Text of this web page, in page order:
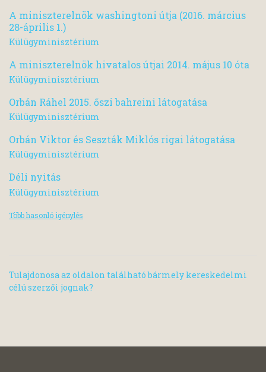
A miniszterelnök washingtoni útja (2016. március
28-április 1.)
Külügyminisztérium
A miniszterelnök hivatalos útjai 2014. május 10 óta
Külügyminisztérium
Orbán Ráhel 2015. őszi bahreini látogatása
Külügyminisztérium
Orbán Viktor és Seszták Miklós rigai látogatása
Külügyminisztérium
Déli nyitás
Külügyminisztérium
Több hasonló igénylés
Tulajdonosa az oldalon található bármely kereskedelmi
célú szerzői jognak?